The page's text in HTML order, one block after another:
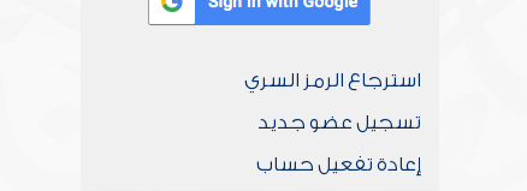
استرجاع الرمز السري
تسجيل عضو جديد
إعادة تفعيل حساب